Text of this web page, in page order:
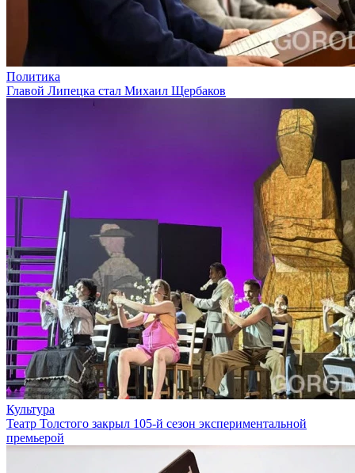
Политика
Главой Липецка стал Михаил Щербаков
Культура
Театр Толстого закрыл 105-й сезон экспериментальной
премьерой